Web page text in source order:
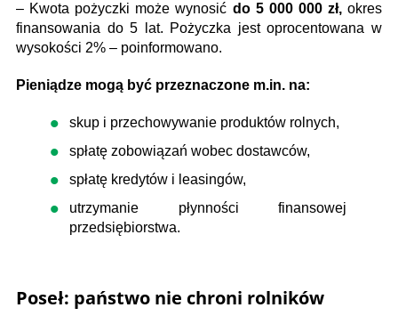
– Kwota pożyczki może wynosić do 5 000 000 zł, okres
finansowania do 5 lat. Pożyczka jest oprocentowana w
wysokości 2% – poinformowano.
Pieniądze mogą być przeznaczone m.in. na:
skup i przechowywanie produktów rolnych,
spłatę zobowiązań wobec dostawców,
spłatę kredytów i leasingów,
utrzymanie płynności finansowej
przedsiębiorstwa.
Poseł: państwo nie chroni rolników